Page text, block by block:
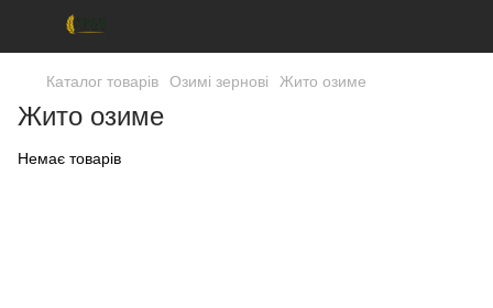
Каталог товарів Озимі зернові Жито озиме
Жито озиме
Немає товарів